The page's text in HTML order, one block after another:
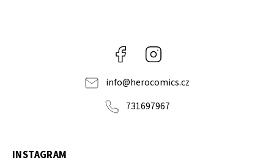
Facebook
info@herocomics.cz
731697967
INSTAGRAM